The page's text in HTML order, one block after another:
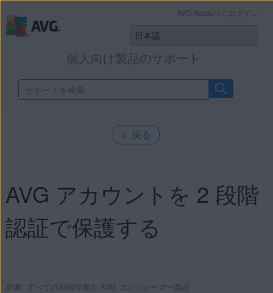
個人向け製品のサポート
AVG Account にログイン
< 戻る
AVG アカウントを 2 段階
認証で保護する
対象: すべての利用可能な AVG コンシューマー製品